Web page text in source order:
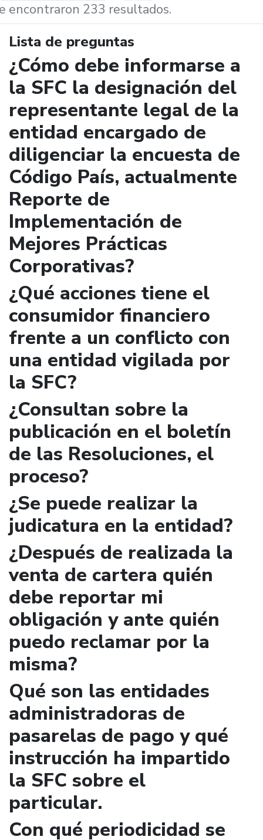
encontraron 233 resultados.
Lista de preguntas
¿Cómo debe informarse a
la SFC la designación del
representante legal de la
entidad encargado de
diligenciar la encuesta de
Código País, actualmente
Reporte de
Implementación de
Mejores Prácticas
Corporativas?
¿Qué acciones tiene el
consumidor financiero
frente a un conflicto con
una entidad vigilada por
la SFC?
¿Consultan sobre la
publicación en el boletín
de las Resoluciones, el
proceso?
¿Se puede realizar la
judicatura en la entidad?
¿Después de realizada la
venta de cartera quién
debe reportar mi
obligación y ante quién
puedo reclamar por la
misma?
Qué son las entidades
administradoras de
pasarelas de pago y qué
instrucción ha impartido
la SFC sobre el
particular.
Con qué periodicidad se